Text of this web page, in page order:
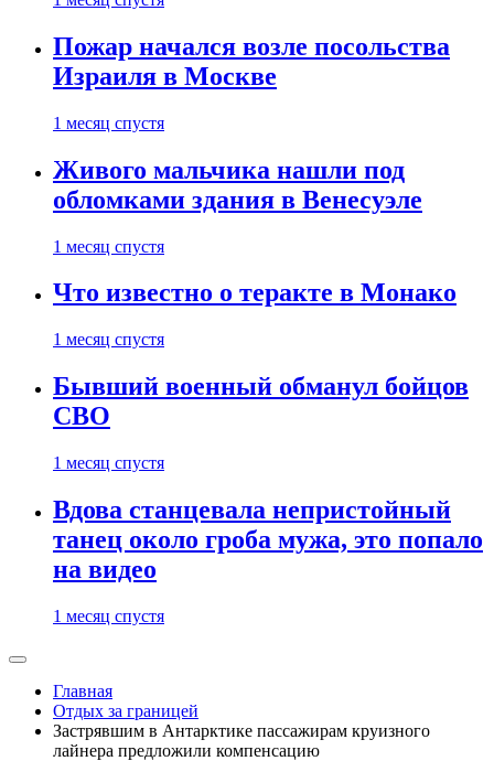
Пожар начался возле посольства
Израиля в Москве
1 месяц спустя
Живого мальчика нашли под
обломками здания в Венесуэле
1 месяц спустя
Что известно о теракте в Монако
1 месяц спустя
Бывший военный обманул бойцов
СВО
1 месяц спустя
Вдова станцевала непристойный
танец около гроба мужа, это попало
на видео
1 месяц спустя
Главная
Отдых за границей
Застрявшим в Антарктике пассажирам круизного
лайнера предложили компенсацию